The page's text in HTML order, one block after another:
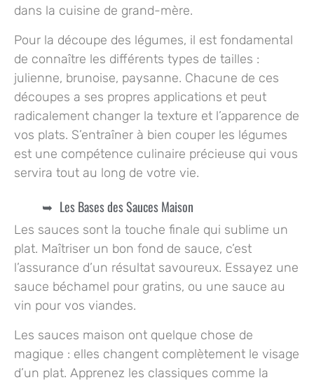
dans la cuisine de grand-mère.
Pour la découpe des légumes, il est fondamental
de connaître les différents types de tailles :
julienne, brunoise, paysanne. Chacune de ces
découpes a ses propres applications et peut
radicalement changer la texture et l’apparence de
vos plats. S’entraîner à bien couper les légumes
est une compétence culinaire précieuse qui vous
servira tout au long de votre vie.
Les Bases des Sauces Maison
Les sauces sont la touche finale qui sublime un
plat. Maîtriser un bon fond de sauce, c’est
l’assurance d’un résultat savoureux. Essayez une
sauce béchamel pour gratins, ou une sauce au
vin pour vos viandes.
Les sauces maison ont quelque chose de
magique : elles changent complètement le visage
d’un plat. Apprenez les classiques comme la